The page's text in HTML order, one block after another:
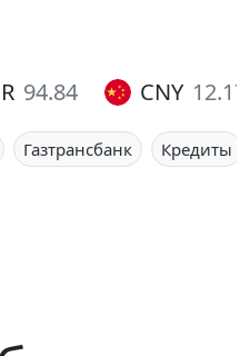
94.84 CNY 12.17
Газтрансбанк Кредиты